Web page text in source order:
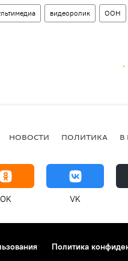
видеоролик ООН
НОВОСТИ ПОЛИТИКА В
OK VK
Политика